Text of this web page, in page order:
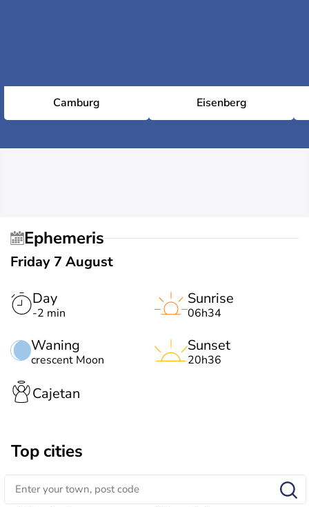
Camburg Eisenberg
Ephemeris
Friday 7 August
Day
-2 min
Waning
crescent Moon
Sunrise
06h34
Sunset
20h36
Cajetan
Top cities